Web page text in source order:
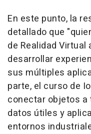
En este punto, la
detallado que
de Realidad
desarrollar
sus múltiples
parte, el curso de
conectar objetos a
datos útiles y
entornos